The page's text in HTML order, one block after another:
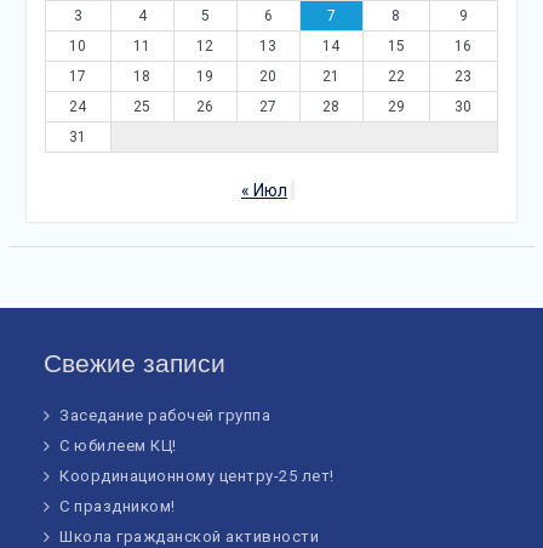
3
4 5 6 7 8
9
10
11 12 13 14 15
16
17
18 19 20 21 22
23
24
25 26 27 28 29
30
31
« Июл
Свежие записи
Заседание рабочей группа
С юбилеем КЦ!
Координационному центру-25 лет!
С праздником!
Школа гражданской активности